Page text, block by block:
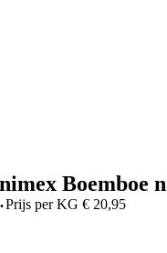
Boemboe
Prijs per KG € 20,95